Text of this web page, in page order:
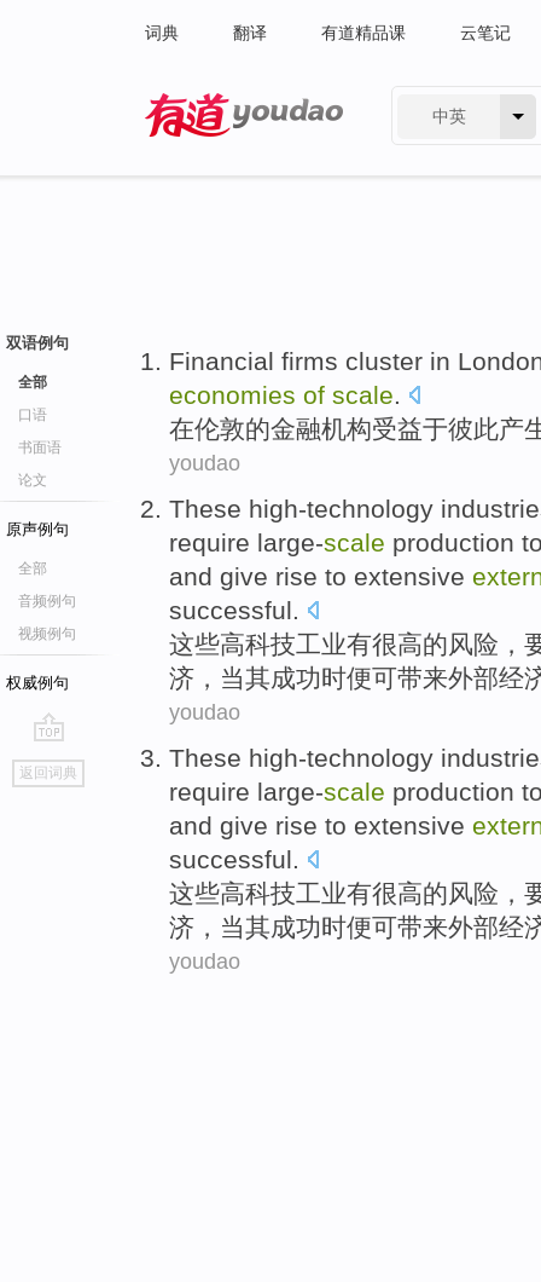
词典 翻译 有道精品课 云笔记
中英
双语例句
全部
口语
书面语
论文
原声例句
全部
音频例句
视频例句
权威例句
go
top
返回词典
Financial firms cluster in
economies of scale.
在伦敦的金融机构受益于彼此产
youdao
These high-technology
require large-scale production
and give rise to extensive
successful.
这些高科技工业有很高的风险 ，
济 ， 当其成功时便可带来外部经
youdao
These high-technology
require large-scale production
and give rise to extensive
successful
这些高科技工业有很高的风险 ，
济 ， 当其成功时便可带来外部经
youdao